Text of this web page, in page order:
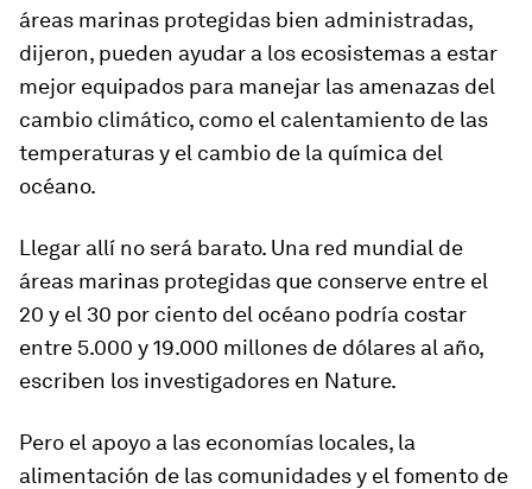
áreas marinas protegidas bien administradas,
dijeron, pueden ayudar a los ecosistemas a estar
mejor equipados para manejar las amenazas del
cambio climático, como el calentamiento de las
temperaturas y el cambio de la química del
océano.
Llegar allí no será barato. Una red mundial de
áreas marinas protegidas que conserve entre el
20 y el 30 por ciento del océano podría costar
entre 5.000 y 19.000 millones de dólares al año,
escriben los investigadores en Nature.
Pero el apoyo a las economías locales, la
alimentación de las comunidades y el fomento de